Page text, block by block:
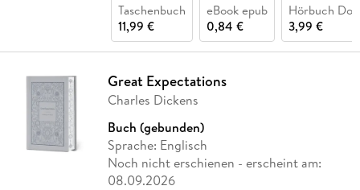
Taschenbuch
11,99 €
eBook epub
0,84 €
Hörbuch
3,99 €
Great Expectations
Charles Dickens
Buch (gebunden)
Sprache: Englisch
Noch nicht erschienen - erscheint am:
08.09.2026